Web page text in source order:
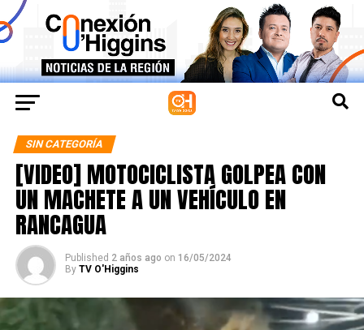
SIN CATEGORÍA
[VIDEO] MOTOCICLISTA GOLPEA CON
UN MACHETE A UN VEHÍCULO EN
RANCAGUA
Published 2 años ago on 16/05/2024
By TV O'Higgins